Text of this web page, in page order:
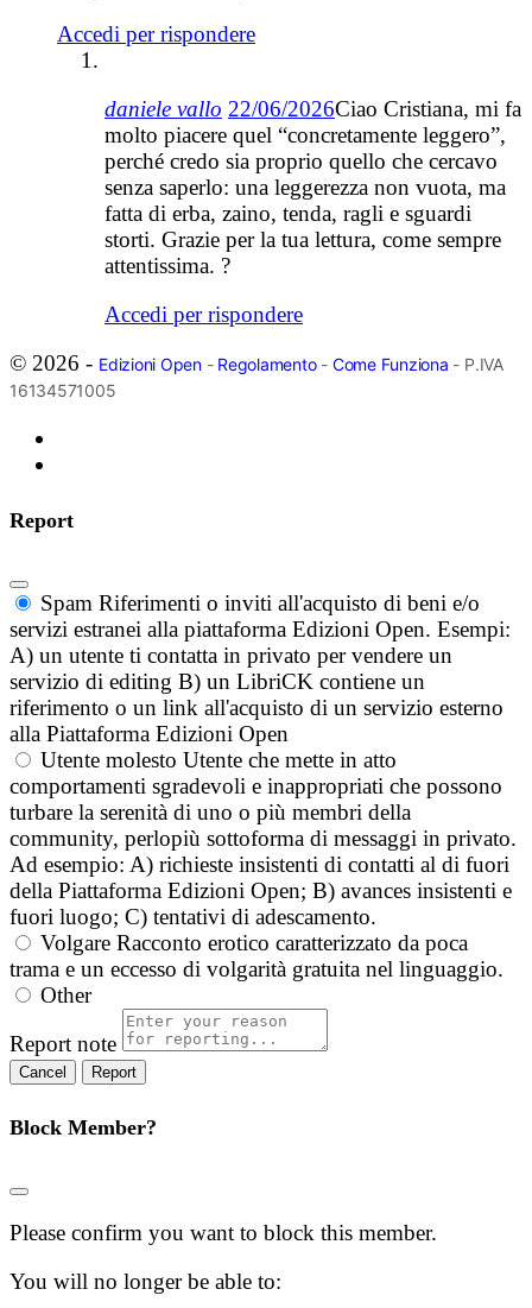
Accedi per rispondere
daniele vallo 22/06/2026Ciao Cristiana, mi fa
molto piacere quel “concretamente leggero”,
perché credo sia proprio quello che cercavo
senza saperlo: una leggerezza non vuota, ma
fatta di erba, zaino, tenda, ragli e sguardi
storti. Grazie per la tua lettura, come sempre
attentissima. ?
Accedi per rispondere
© 2026 - Edizioni Open- Regolamento- Come Funziona - P.IVA
16134571005
Report
Spam Riferimenti o inviti all'acquisto di beni e/o
servizi estranei alla piattaforma Edizioni Open. Esempi:
A) un utente ti contatta in privato per vendere un
servizio di editing B) un LibriCK contiene un
riferimento o un link all'acquisto di un servizio esterno
alla Piattaforma Edizioni Open
Utente molesto Utente che mette in atto
comportamenti sgradevoli e inappropriati che possono
turbare la serenità di uno o più membri della
community, perlopiù sottoforma di messaggi in privato.
Ad esempio: A) richieste insistenti di contatti al di fuori
della Piattaforma Edizioni Open; B) avances insistenti e
fuori luogo; C) tentativi di adescamento.
Volgare Racconto erotico caratterizzato da poca
trama e un eccesso di volgarità gratuita nel linguaggio.
Other
Report note
Report
Block Member?
Please confirm you want to block this member.
You will no longer be able to: